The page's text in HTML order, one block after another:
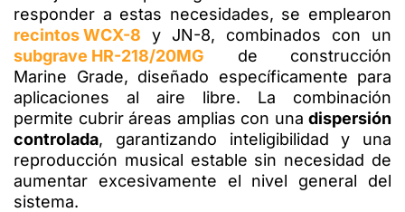
responder a estas necesidades, se emplearon
recintos WCX-8 y JN-8, combinados con un
subgrave HR-218/20MG de construcción
Marine Grade, diseñado específicamente para
aplicaciones al aire libre. La combinación
permite cubrir áreas amplias con una dispersión
controlada, garantizando inteligibilidad y una
reproducción musical estable sin necesidad de
aumentar excesivamente el nivel general del
sistema.